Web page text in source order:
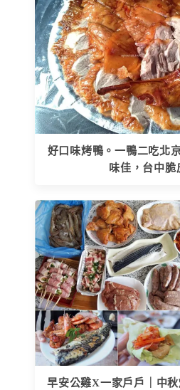
好口味烤鴨。一鴨二吃北
味佳，台中脆
早安公雞X一家戶戶｜中